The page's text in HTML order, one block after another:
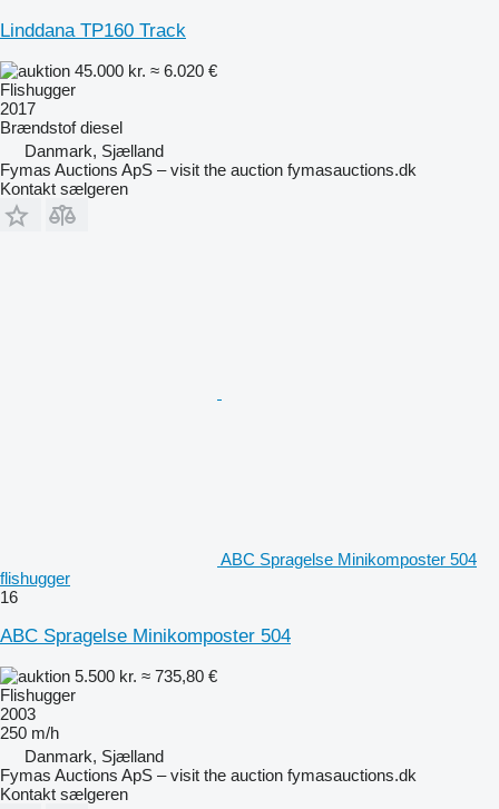
Linddana TP160 Track
45.000 kr. ≈ 6.020 €
Flishugger
2017
Brændstof diesel
Danmark, Sjælland
Fymas Auctions ApS – visit the auction fymasauctions.dk
Kontakt sælgeren
ABC Spragelse Minikomposter 504
flishugger
16
ABC Spragelse Minikomposter 504
5.500 kr. ≈ 735,80 €
Flishugger
2003
250 m/h
Danmark, Sjælland
Fymas Auctions ApS – visit the auction fymasauctions.dk
Kontakt sælgeren